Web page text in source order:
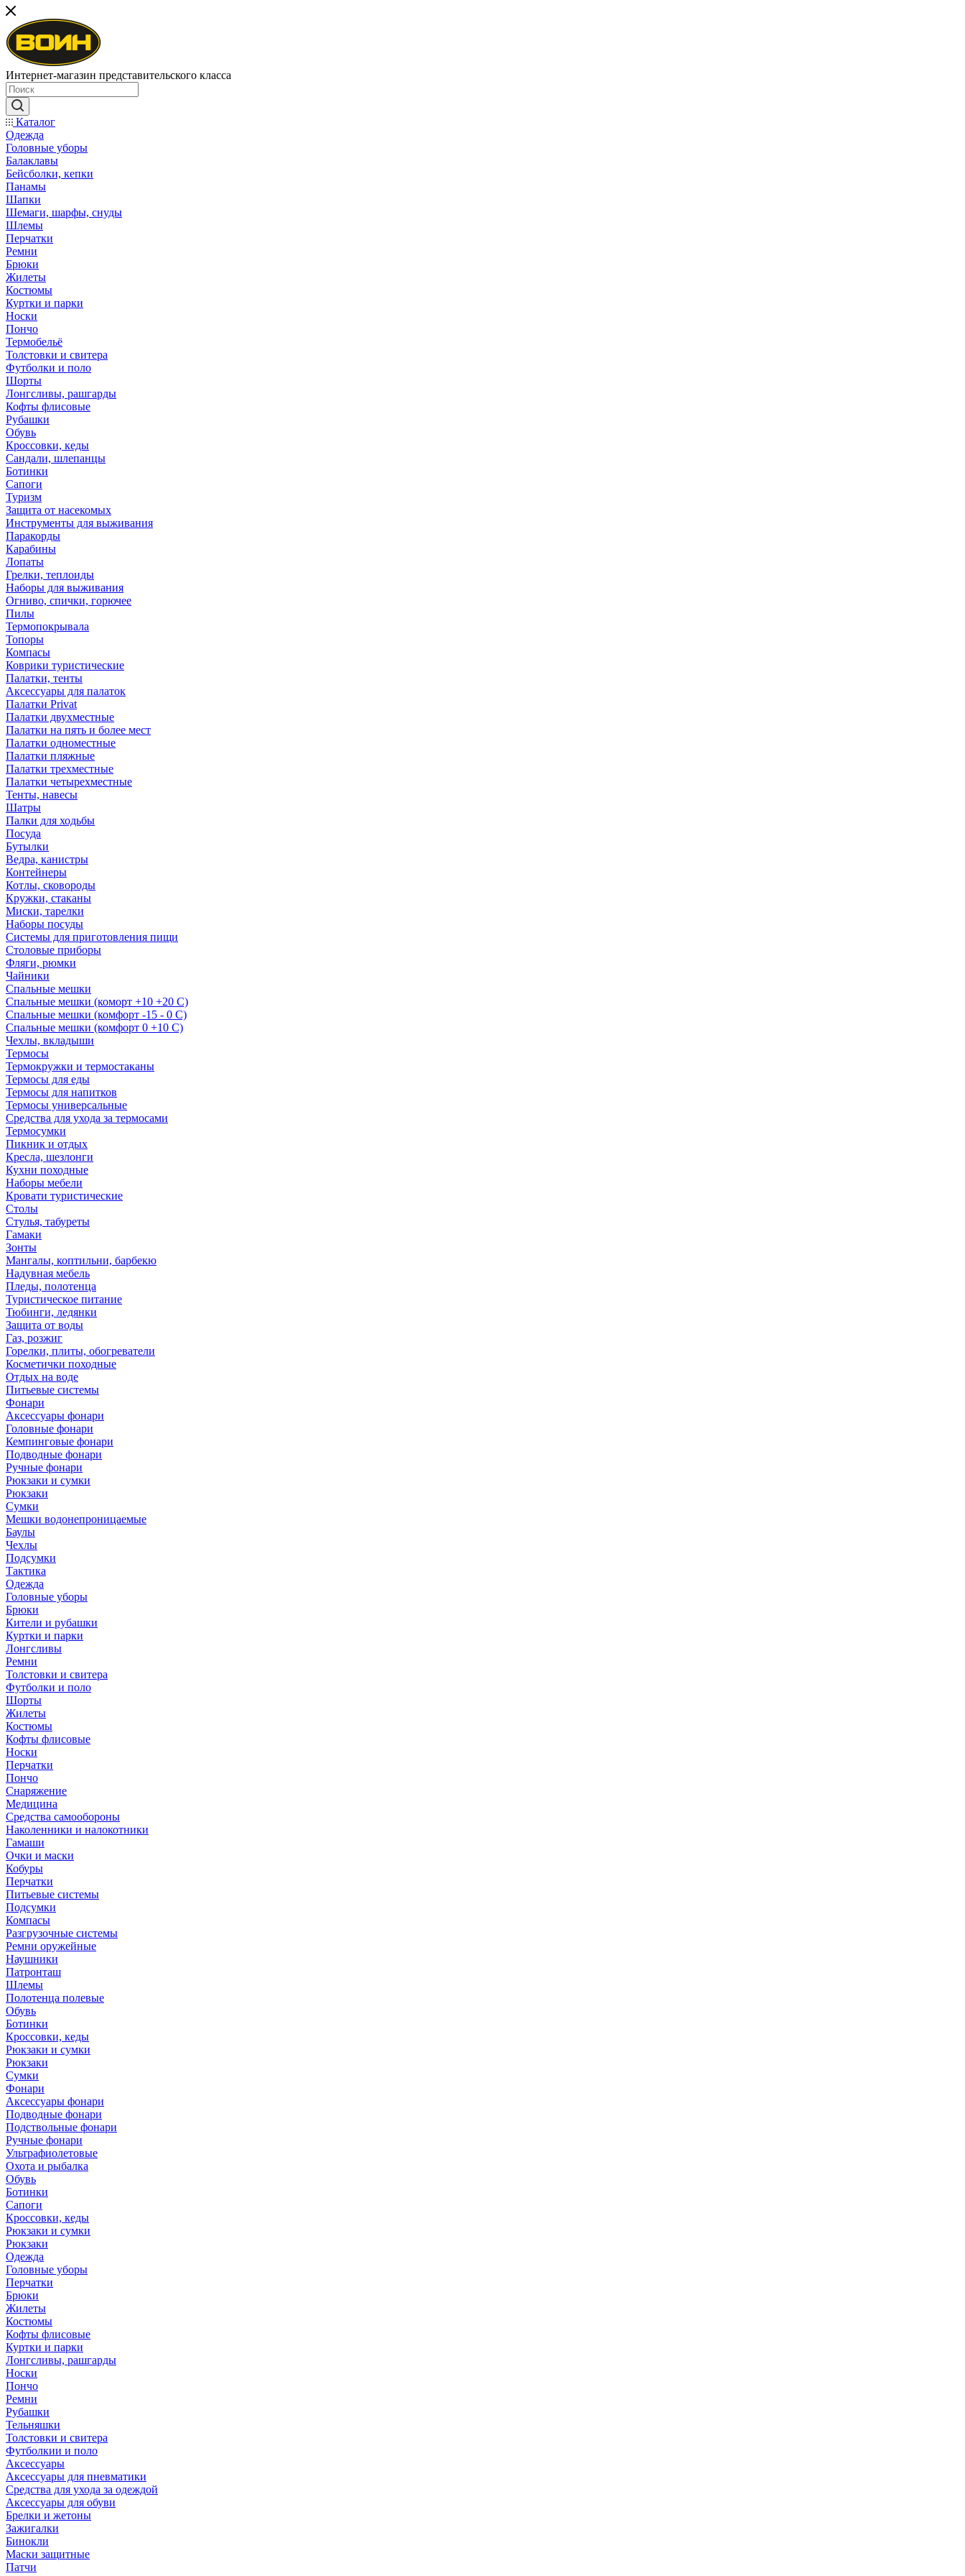
Интернет-магазин представительского класса
Каталог
Одежда
Головные уборы
Балаклавы
Бейсболки, кепки
Панамы
Шапки
Шемаги, шарфы, снуды
Шлемы
Перчатки
Ремни
Брюки
Жилеты
Костюмы
Куртки и парки
Носки
Пончо
Термобельё
Толстовки и свитера
Футболки и поло
Шорты
Лонгсливы, рашгарды
Кофты флисовые
Рубашки
Обувь
Кроссовки, кеды
Сандали, шлепанцы
Ботинки
Сапоги
Туризм
Защита от насекомых
Инструменты для выживания
Паракорды
Карабины
Лопаты
Грелки, теплоиды
Наборы для выживания
Огниво, спички, горючее
Пилы
Термопокрывала
Топоры
Компасы
Коврики туристические
Палатки, тенты
Аксессуары для палаток
Палатки Privat
Палатки двухместные
Палатки на пять и более мест
Палатки одноместные
Палатки пляжные
Палатки трехместные
Палатки четырехместные
Тенты, навесы
Шатры
Палки для ходьбы
Посуда
Бутылки
Ведра, канистры
Контейнеры
Котлы, сковороды
Кружки, стаканы
Миски, тарелки
Наборы посуды
Системы для приготовления пищи
Столовые приборы
Фляги, рюмки
Чайники
Спальные мешки
Спальные мешки (коморт +10 +20 С)
Спальные мешки (комфорт -15 - 0 С)
Спальные мешки (комфорт 0 +10 С)
Чехлы, вкладыши
Термосы
Термокружки и термостаканы
Термосы для еды
Термосы для напитков
Термосы универсальные
Средства для ухода за термосами
Термосумки
Пикник и отдых
Кресла, шезлонги
Кухни походные
Наборы мебели
Кровати туристические
Столы
Стулья, табуреты
Гамаки
Зонты
Мангалы, коптильни, барбекю
Надувная мебель
Пледы, полотенца
Туристическое питание
Тюбинги, ледянки
Защита от воды
Газ, розжиг
Горелки, плиты, обогреватели
Косметички походные
Отдых на воде
Питьевые системы
Фонари
Аксессуары фонари
Головные фонари
Кемпинговые фонари
Подводные фонари
Ручные фонари
Рюкзаки и сумки
Рюкзаки
Сумки
Мешки водонепроницаемые
Баулы
Чехлы
Подсумки
Тактика
Одежда
Головные уборы
Брюки
Кители и рубашки
Куртки и парки
Лонгсливы
Ремни
Толстовки и свитера
Футболки и поло
Шорты
Жилеты
Костюмы
Кофты флисовые
Носки
Перчатки
Пончо
Снаряжение
Медицина
Средства самообороны
Наколенники и налокотники
Гамаши
Очки и маски
Кобуры
Перчатки
Питьевые системы
Подсумки
Компасы
Разгрузочные системы
Ремни оружейные
Наушники
Патронташ
Шлемы
Полотенца полевые
Обувь
Ботинки
Кроссовки, кеды
Рюкзаки и сумки
Рюкзаки
Сумки
Фонари
Аксессуары фонари
Подводные фонари
Подствольные фонари
Ручные фонари
Ультрафиолетовые
Охота и рыбалка
Обувь
Ботинки
Сапоги
Кроссовки, кеды
Рюкзаки и сумки
Рюкзаки
Одежда
Головные уборы
Перчатки
Брюки
Жилеты
Костюмы
Кофты флисовые
Куртки и парки
Лонгсливы, рашгарды
Носки
Пончо
Ремни
Рубашки
Тельняшки
Толстовки и свитера
Футболкии и поло
Аксессуары
Аксессуары для пневматики
Средства для ухода за одеждой
Аксессуары для обуви
Брелки и жетоны
Зажигалки
Бинокли
Маски защитные
Патчи